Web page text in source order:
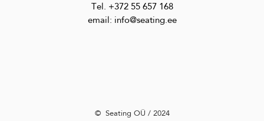
Tel. +372 55 657 168
email: info@seating.ee
©️ Seating OÜ / 2024